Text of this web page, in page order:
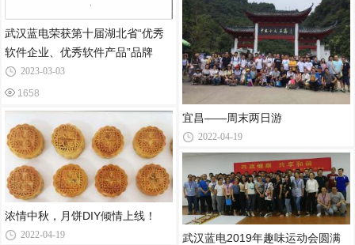
武汉蓝电荣获第十届湖北省“优秀
软件企业、优秀软件产品”品牌
2023-03-03
1658
浓情中秋，月饼DIY倾情上线！
2022-04-19
宜昌——周末两日游
2022-04-19
武汉蓝电2019年趣味运动会圆满